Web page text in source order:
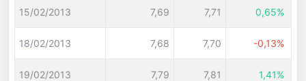
15/02/2013 7,69 7,71 0,65%
18/02/2013 7,68 7,70 -0,13%
19/02/2013 7,79 7,81 1,41%